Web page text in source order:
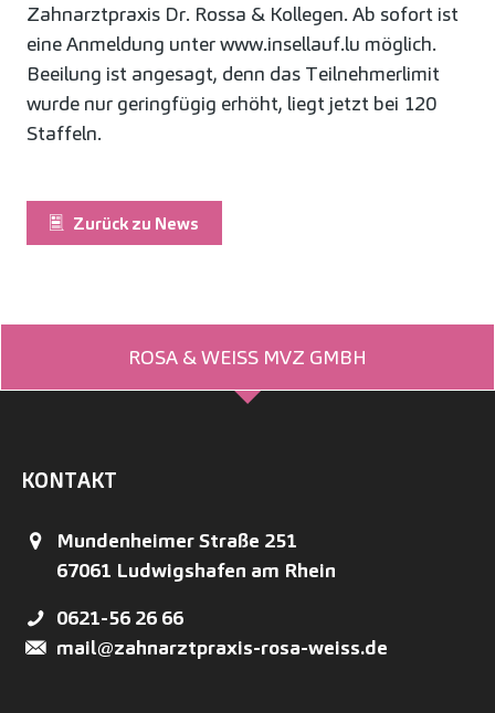
Zahnarztpraxis Dr. Rossa & Kollegen. Ab sofort ist
eine Anmeldung unter www.insellauf.lu möglich.
Beeilung ist angesagt, denn das Teilnehmerlimit
wurde nur geringfügig erhöht, liegt jetzt bei 120
Staffeln.
Zurück zu News
ROSA & WEISS MVZ GMBH
KONTAKT
Mundenheimer Straße 251
67061 Ludwigshafen am Rhein
0621-56 26 66
mail@zahnarztpraxis-rosa-weiss.de